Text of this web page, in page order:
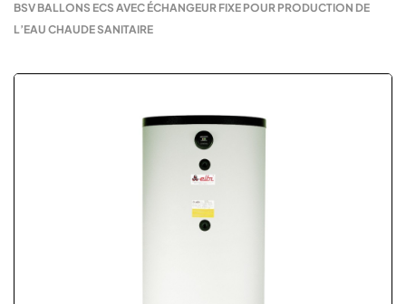
BSV BALLONS ECS AVEC ÉCHANGEUR FIXE POUR PRODUCTION DE
L’EAU CHAUDE SANITAIRE